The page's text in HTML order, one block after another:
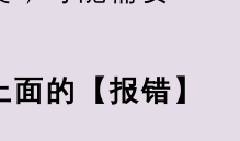
的【报错】